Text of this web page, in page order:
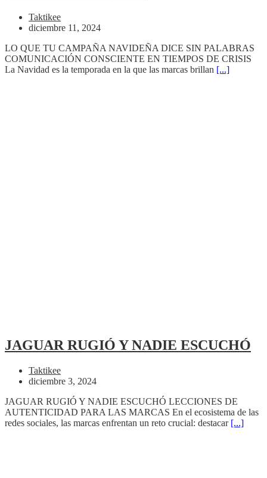
Taktikee
diciembre 11, 2024
LO QUE TU CAMPAÑA NAVIDEÑA DICE SIN PALABRAS
COMUNICACIÓN CONSCIENTE EN TIEMPOS DE CRISIS
La Navidad es la temporada en la que las marcas brillan [...]
JAGUAR RUGIÓ Y NADIE ESCUCHÓ
Taktikee
diciembre 3, 2024
JAGUAR RUGIÓ Y NADIE ESCUCHÓ LECCIONES DE
AUTENTICIDAD PARA LAS MARCAS En el ecosistema de las
redes sociales, las marcas enfrentan un reto crucial: destacar [...]